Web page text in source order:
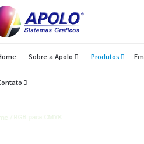
Home Sobre a Apolo Produtos
Artigos